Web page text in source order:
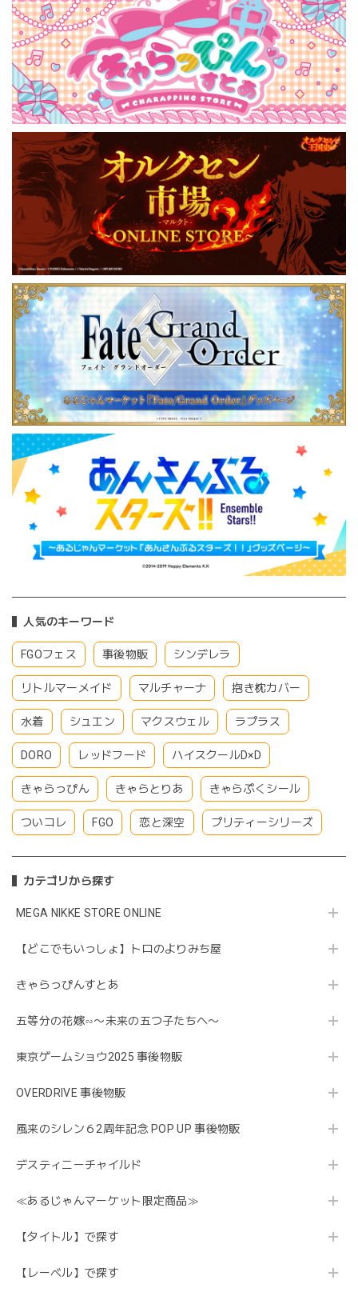
人気のキーワード
FGOフェス 事後物販 シンデレラ
リトルマーメイド マルチャーナ 抱き枕カバー
水着 シュエン マクスウェル ラプラス
DORO レッドフード ハイスクールD×D
きゃらっぴん きゃらとりあ きゃらぷくシール
ついコレ FGO 恋と深空 プリティーシリーズ
カテゴリから探す
MEGA NIKKE STORE ONLINE
【どこでもいっしょ】トロのよりみち屋
きゃらっぴんすとあ
五等分の花嫁∽〜未来の五つ子たちへ〜
東京ゲームショウ2025 事後物販
OVERDRIVE 事後物販
風来のシレン６2周年記念 POP UP 事後物販
デスティニーチャイルド
≪あるじゃんマーケット限定商品≫
【タイトル】で探す
【レーベル】で探す